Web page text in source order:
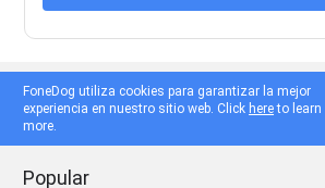
Productos
Popular
FoneDog utiliza cookies para garantizar la mejor
experiencia en nuestro sitio web. Click hereto learn
more.